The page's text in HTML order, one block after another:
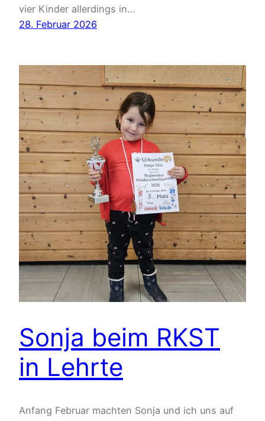
vier Kinder allerdings in…
28. Februar 2026
Sonja beim RKST
in Lehrte
Anfang Februar machten Sonja und ich uns auf